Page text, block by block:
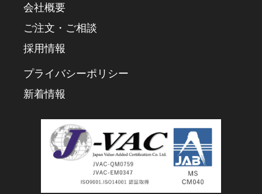
会社概要
ご注文・ご相談
採用情報
プライバシーポリシー
新着情報